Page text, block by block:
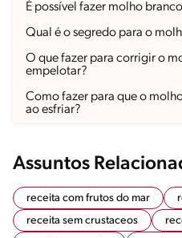
É possível fazer molho
Qual é o segredo para o
O que fazer para corrigir o
empelotar?
Como fazer para que o
ao esfriar?
Assuntos
receita com frutos do mar
receita sem crustaceos